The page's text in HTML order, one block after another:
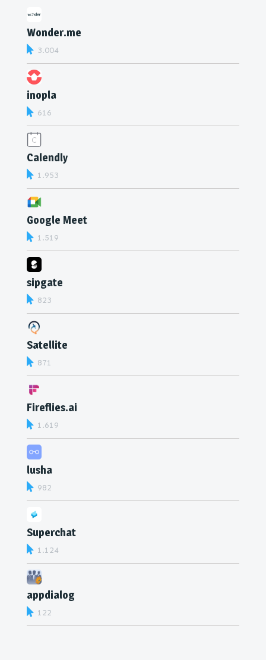
Wonder.me
3.004
inopla
616
Calendly
1.953
Google Meet
1.519
sipgate
823
Satellite
871
Fireflies.ai
1.619
lusha
982
Superchat
1.124
appdialog
122